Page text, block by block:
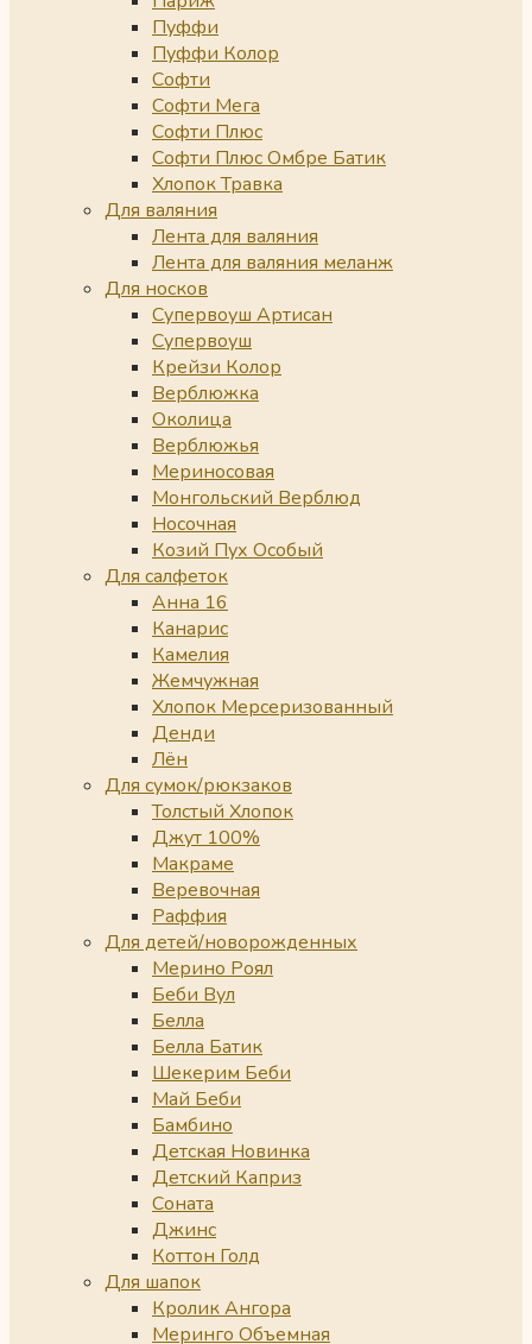
Пуффи
Пуффи Колор
Софти
Софти Мега
Софти Плюс
Софти Плюс Омбре Батик
Хлопок Травка
Для валяния
Лента для валяния
Лента для валяния меланж
Для носков
Супервоуш Артисан
Супервоуш
Крейзи Колор
Верблюжка
Околица
Верблюжья
Мериносовая
Монгольский Верблюд
Носочная
Козий Пух Особый
Для салфеток
Анна 16
Канарис
Камелия
Жемчужная
Хлопок Мерсеризованный
Денди
Лён
Для сумок/рюкзаков
Толстый Хлопок
Джут 100%
Макраме
Веревочная
Раффия
Для детей/новорожденных
Мерино Роял
Беби Вул
Белла
Белла Батик
Шекерим Беби
Май Беби
Бамбино
Детская Новинка
Детский Каприз
Соната
Джинс
Коттон Голд
Для шапок
Кролик Ангора
Меринго Объемная